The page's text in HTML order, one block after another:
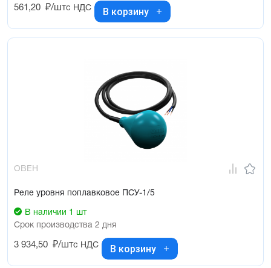
561,20 ₽/штс НДС В корзину
ОВЕН
Реле уровня поплавковое ПСУ-1/5
В наличии 1 шт
Срок производства 2 дня
3 934,50 ₽/штс НДС В корзину